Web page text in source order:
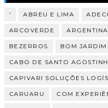
' ABREU E LIMA
ARCOVERDE ARGENTINA
BEZERROS BOM JARDIM
CABO DE SANTO
CAPIVARI SOLUÇÕES
CARUARU COM